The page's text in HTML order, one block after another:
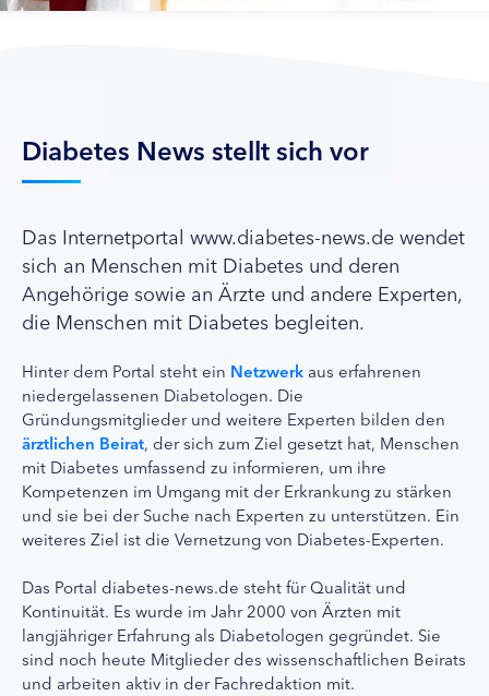
Diabetes News stellt sich vor
Das Internetportal www.diabetes-news.de wendet
sich an Menschen mit Diabetes und deren
Angehörige sowie an Ärzte und andere Experten,
die Menschen mit Diabetes begleiten.
Hinter dem Portal steht ein Netzwerk aus erfahrenen
niedergelassenen Diabetologen. Die
Gründungsmitglieder und weitere Experten bilden den
ärztlichen Beirat, der sich zum Ziel gesetzt hat, Menschen
mit Diabetes umfassend zu informieren, um ihre
Kompetenzen im Umgang mit der Erkrankung zu stärken
und sie bei der Suche nach Experten zu unterstützen. Ein
weiteres Ziel ist die Vernetzung von Diabetes-Experten.
Das Portal diabetes-news.de steht für Qualität und
Kontinuität. Es wurde im Jahr 2000 von Ärzten mit
langjähriger Erfahrung als Diabetologen gegründet. Sie
sind noch heute Mitglieder des wissenschaftlichen Beirats
und arbeiten aktiv in der Fachredaktion mit.